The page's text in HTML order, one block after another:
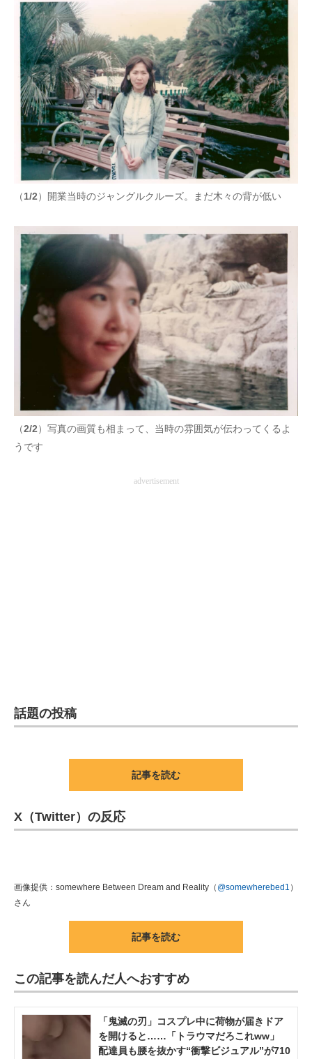
IT製品の技術・比較・事例
製造業のIT導入・活用を支援
モノづくり技術者専門サイト
エレクトロニクス専門サイト
電子設計の基本と応用
エネルギーの専門メディア
建設×テクノロジーの最前線
ちょっと気になるネットの話題
（1/2）開業当時のジャングルクルーズ。まだ木々の背が低い
（2/2）写真の画質も相まって、当時の雰囲気が伝わってくるよ
うです
advertisement
話題の投稿
記事を読む
X（Twitter）の反応
画像提供：somewhere Between Dream and Reality（ @somewherebed1 ）
さん
記事を読む
この記事を読んだ人へおすすめ
「鬼滅の刃」コスプレ中に荷物が届きドア
を開けると……「トラウマだろこれww」
配達員も腰を抜かす“衝撃ビジュアル”が710